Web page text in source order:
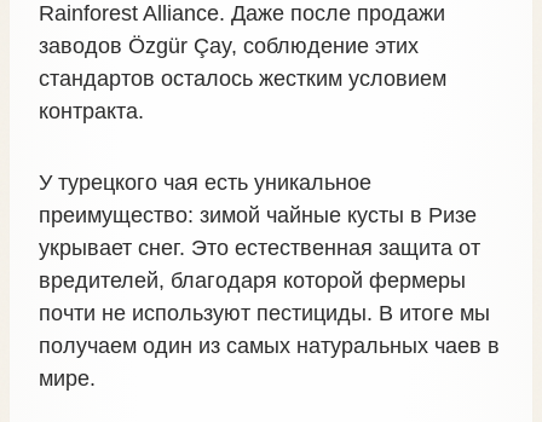
Rainforest Alliance. Даже после продажи
заводов Özgür Çay, соблюдение этих
стандартов осталось жестким условием
контракта.
У турецкого чая есть уникальное
преимущество: зимой чайные кусты в Ризе
укрывает снег. Это естественная защита от
вредителей, благодаря которой фермеры
почти не используют пестициды. В итоге мы
получаем один из самых натуральных чаев в
мире.